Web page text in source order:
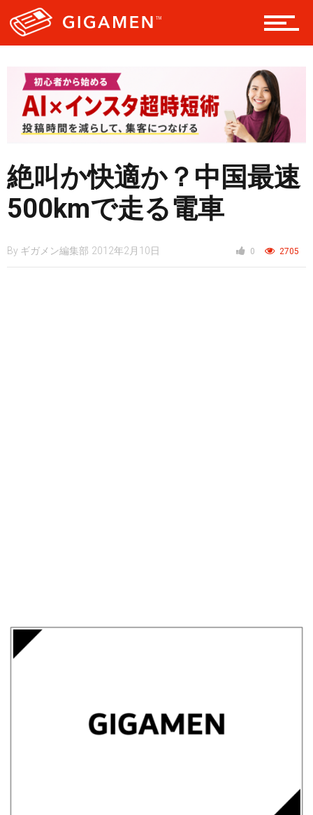
レジャー
ヘルス・健康
スタイル
絶叫か快適か？中国最速
500kmで走る電車
By ギガメン編集部 2012年2月10日 0 2705